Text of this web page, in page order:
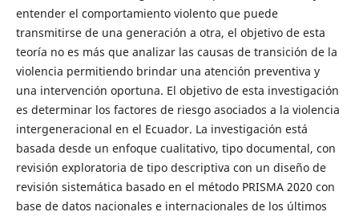
entender el comportamiento violento que puede
transmitirse de una generación a otra, el objetivo de esta
teoría no es más que analizar las causas de transición de la
violencia permitiendo brindar una atención preventiva y
una intervención oportuna. El objetivo de esta investigación
es determinar los factores de riesgo asociados a la violencia
intergeneracional en el Ecuador. La investigación está
basada desde un enfoque cualitativo, tipo documental, con
revisión exploratoria de tipo descriptiva con un diseño de
revisión sistemática basado en el método PRISMA 2020 con
base de datos nacionales e internacionales de los últimos